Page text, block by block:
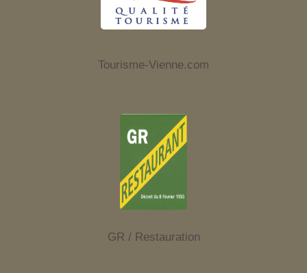
Tourisme-Vienne.com
GR / Restauration